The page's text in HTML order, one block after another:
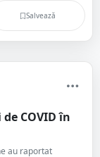
Salvează
COVID în
au raportat